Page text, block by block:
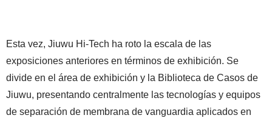
Esta vez, Jiuwu Hi-Tech ha roto la escala de las
exposiciones anteriores en términos de exhibición. Se
divide en el área de exhibición y la Biblioteca de Casos de
Jiuwu, presentando centralmente las tecnologías y equipos
de separación de membrana de vanguardia aplicados en